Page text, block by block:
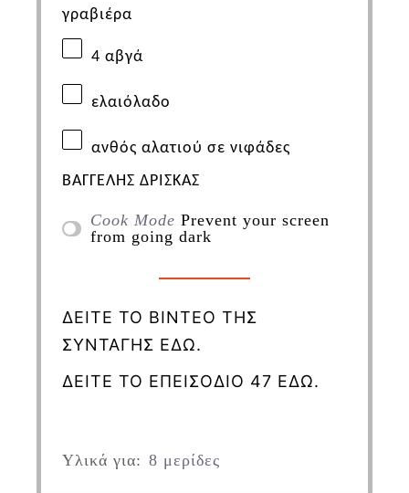
γραβιέρα
4 αβγά
ελαιόλαδο
ανθός αλατιού σε νιφάδες
ΒΑΓΓΕΛΗΣ ΔΡΙΣΚΑΣ
Cook Mode Prevent your screen
from going dark
ΔΕΙΤΕ ΤΟ ΒΙΝΤΕΟ ΤΗΣ
ΣΥΝΤΑΓΗΣ ΕΔΩ.
ΔΕΙΤΕ ΤΟ ΕΠΕΙΣΟΔΙΟ 47 ΕΔΩ.
Υλικά για: 8 μερίδες